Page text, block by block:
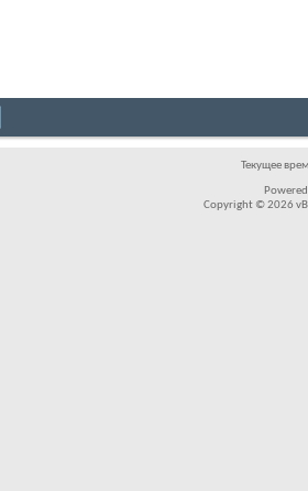
Текущее
Copyright © 2026